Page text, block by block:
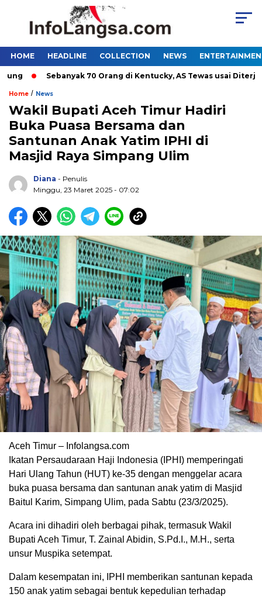
HOME HEADLINE COLLECTION NEWS
Sebanyak 70 Orang di Kentucky, AS Tewas usai Diterjang
Home / News
Wakil Bupati Aceh Timur Hadiri
Buka Puasa Bersama dan
Santunan Anak Yatim IPHI di
Masjid Raya Simpang Ulim
Diana - Penulis
Minggu, 23 Maret 2025 - 07:02
Aceh Timur – Infolangsa.com
Ikatan Persaudaraan Haji Indonesia (IPHI) memperingati
Hari Ulang Tahun (HUT) ke-35 dengan menggelar acara
buka puasa bersama dan santunan anak yatim di Masjid
Baitul Karim, Simpang Ulim, pada Sabtu (23/3/2025).
Acara ini dihadiri oleh berbagai pihak, termasuk Wakil
Bupati Aceh Timur, T. Zainal Abidin, S.Pd.I., M.H., serta
unsur Muspika setempat.
Dalam kesempatan ini, IPHI memberikan santunan kepada
150 anak yatim sebagai bentuk kepedulian terhadap